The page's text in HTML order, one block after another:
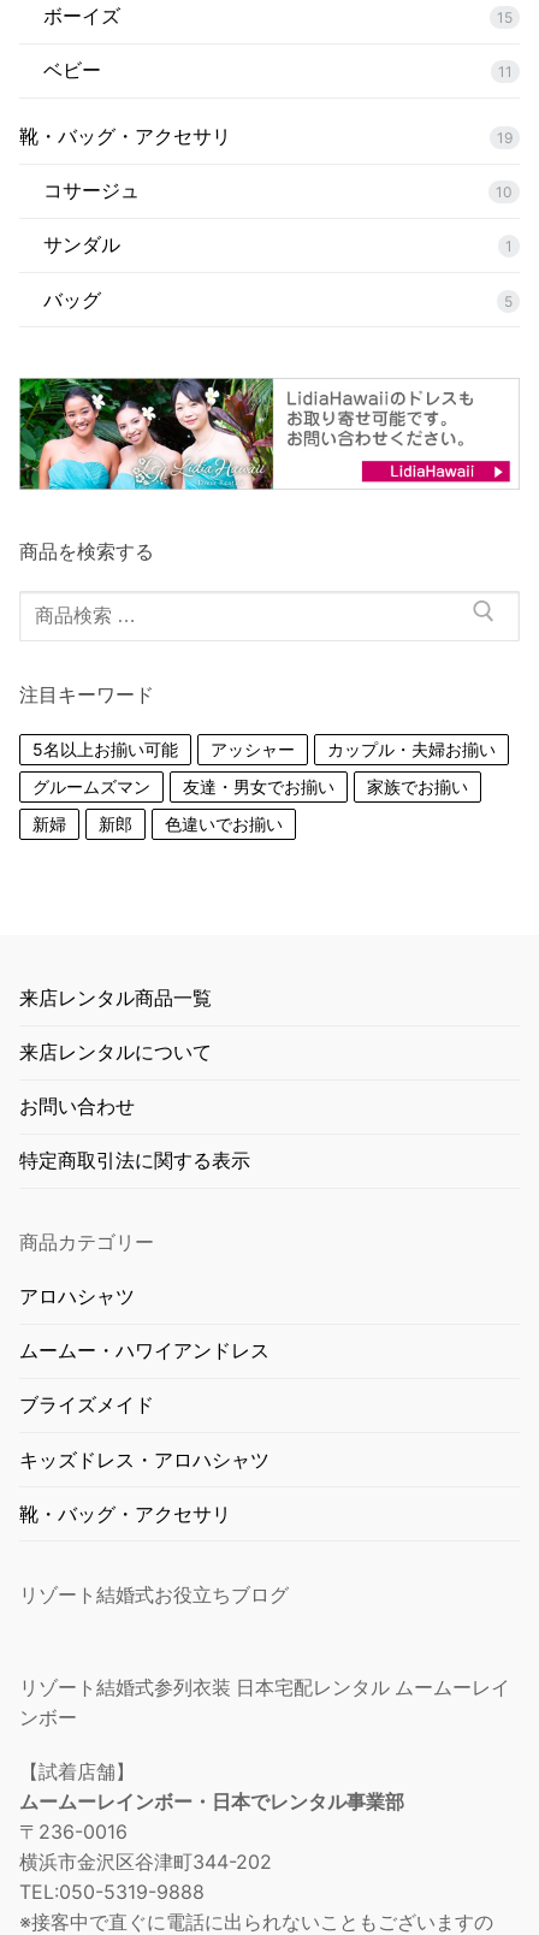
ボーイズ 15
ベビー 11
靴・バッグ・アクセサリ 19
コサージュ 10
サンダル 1
バッグ 5
商品を検索する
検
索
象:
注目キーワード
5名以上お揃い可能 アッシャー
カップル・夫婦お揃い
グルームズマン
友達・男女でお揃い
家族でお揃い
新婦
新郎 色違いでお揃い
来店レンタル商品一覧
来店レンタルについて
お問い合わせ
特定商取引法に関する表示
商品カテゴリー
アロハシャツ
ムームー・ハワイアンドレス
ブライズメイド
キッズドレス・アロハシャツ
靴・バッグ・アクセサリ
リゾート結婚式お役立ちブログ
リゾート結婚式参列衣装 日本宅配レンタル ムームーレイ
ンボー
【試着店舗】
ムームーレインボー・日本でレンタル事業部
〒236-0016
横浜市金沢区谷津町344-202
TEL:050-5319-9888
※接客中で直ぐに電話に出られないこともございますの